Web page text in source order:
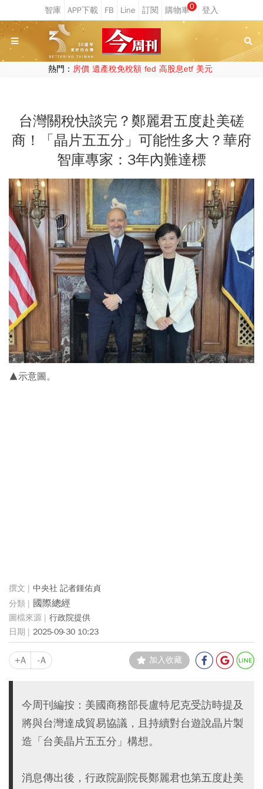
0
熱門： 房價 遺產稅免稅額 fed 高股息etf 美元
台灣關稅快談完？鄭麗君五度赴美磋
商！「晶片五五分」可能性多大？華府
智庫專家：3年內難達標
▲示意圖。
中央社 記者鍾佑貞
國際總經
行政院提供
2025-09-30 10:23
+A -A 加入收藏
今周刊編按：美國商務部長盧特尼克受訪時提及
將與台灣達成貿易協議，且持續對台遊說晶片製
造「台美晶片五五分」構想。
消息傳出後，行政院副院長鄭麗君也第五度赴美